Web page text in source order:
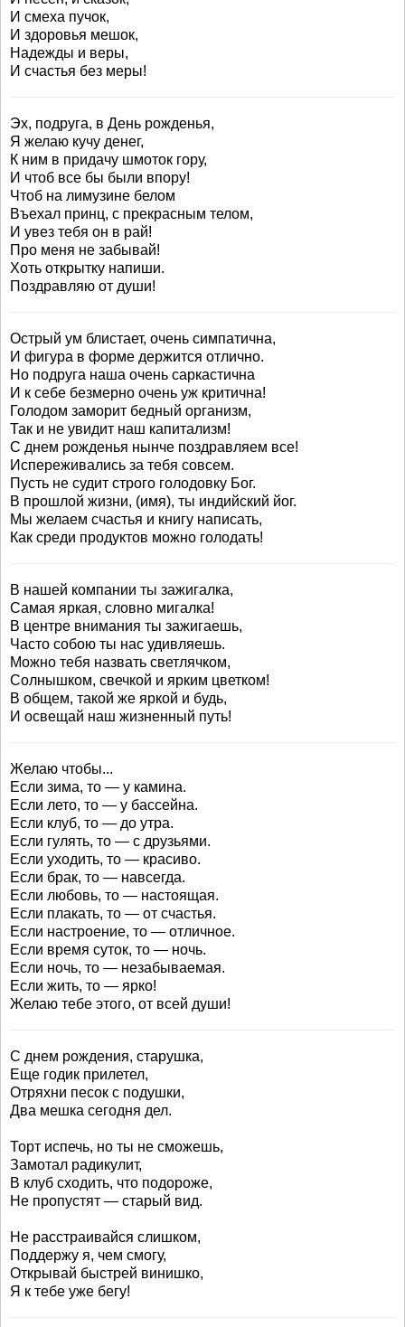
И смеха пучок,
И здоровья мешок,
Надежды и веры,
И счастья без меры!
Эх, подруга, в День рожденья,
Я желаю кучу денег,
К ним в придачу шмоток гору,
И чтоб все бы были впору!
Чтоб на лимузине белом
Въехал принц, с прекрасным телом,
И увез тебя он в рай!
Про меня не забывай!
Хоть открытку напиши.
Поздравляю от души!
Острый ум блистает, очень симпатична,
И фигура в форме держится отлично.
Но подруга наша очень саркастична
И к себе безмерно очень уж критична!
Голодом заморит бедный организм,
Так и не увидит наш капитализм!
С днем рожденья нынче поздравляем все!
Испереживались за тебя совсем.
Пусть не судит строго голодовку Бог.
В прошлой жизни, (имя), ты индийский йог.
Мы желаем счастья и книгу написать,
Как среди продуктов можно голодать!
В нашей компании ты зажигалка,
Самая яркая, словно мигалка!
В центре внимания ты зажигаешь,
Часто собою ты нас удивляешь.
Можно тебя назвать светлячком,
Солнышком, свечкой и ярким цветком!
В общем, такой же яркой и будь,
И освещай наш жизненный путь!
Желаю чтобы...
Если зима, то — у камина.
Если лето, то — у бассейна.
Если клуб, то — до утра.
Если гулять, то — с друзьями.
Если уходить, то — красиво.
Если брак, то — навсегда.
Если любовь, то — настоящая.
Если плакать, то — от счастья.
Если настроение, то — отличное.
Если время суток, то — ночь.
Если ночь, то — незабываемая.
Если жить, то — ярко!
Желаю тебе этого, от всей души!
С днем рождения, старушка,
Еще годик прилетел,
Отряхни песок с подушки,
Два мешка сегодня дел.
Торт испечь, но ты не сможешь,
Замотал радикулит,
В клуб сходить, что подороже,
Не пропустят — старый вид.
Не расстраивайся слишком,
Поддержу я, чем смогу,
Открывай быстрей винишко,
Я к тебе уже бегу!